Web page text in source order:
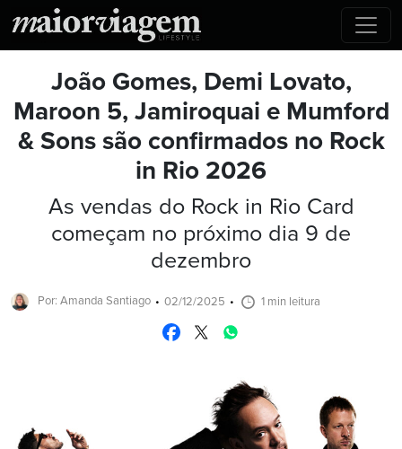
João Gomes, Demi Lovato,
Maroon 5, Jamiroquai e Mumford
& Sons são confirmados no Rock
in Rio 2026
As vendas do Rock in Rio Card
começam no próximo dia 9 de
dezembro
Por: Amanda Santiago 02/12/2025 1 min leitura